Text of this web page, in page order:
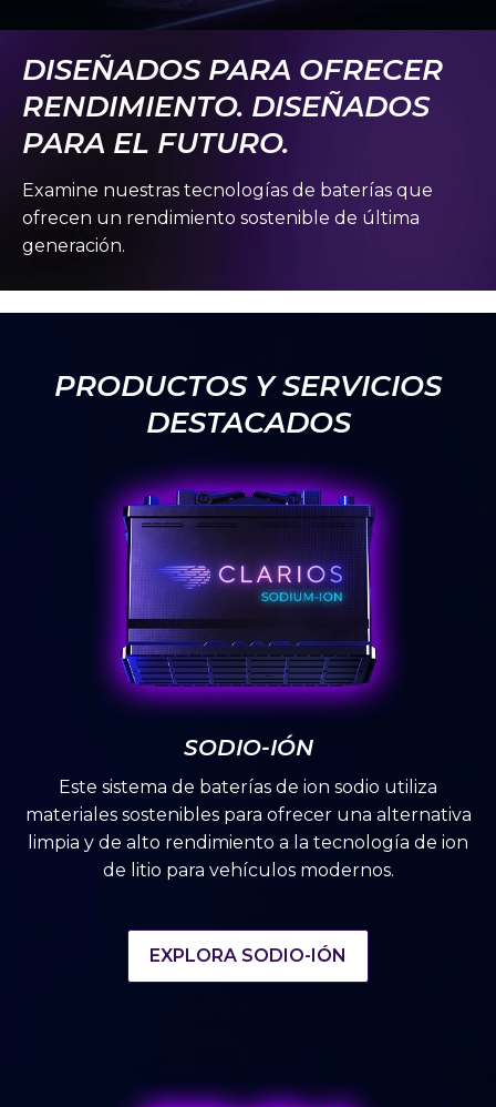
DISEÑADOS PARA OFRECER
RENDIMIENTO. DISEÑADOS
PARA EL FUTURO.
Examine nuestras tecnologías de baterías que
ofrecen un rendimiento sostenible de última
generación.
PRODUCTOS Y SERVICIOS
DESTACADOS
SODIO-IÓN
Este sistema de baterías de ion sodio utiliza
materiales sostenibles para ofrecer una alternativa
limpia y de alto rendimiento a la tecnología de ion
de litio para vehículos modernos.
EXPLORA SODIO-IÓN